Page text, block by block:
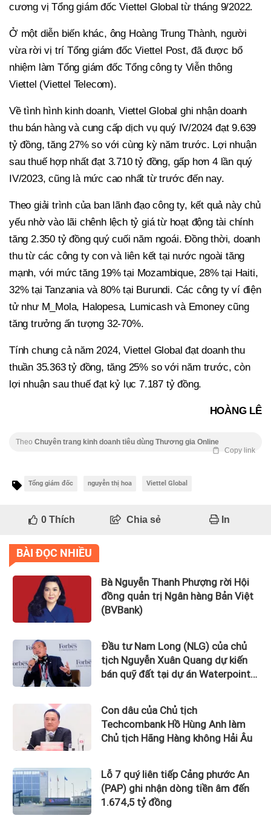
cương vị Tổng giám đốc Viettel Global từ tháng 9/2022.
Ở một diễn biến khác, ông Hoàng Trung Thành, người
vừa rời vị trí Tổng giám đốc Viettel Post, đã được bổ
nhiệm làm Tổng giám đốc Tổng công ty Viễn thông
Viettel (Viettel Telecom).
Về tình hình kinh doanh, Viettel Global ghi nhận doanh
thu bán hàng và cung cấp dịch vụ quý IV/2024 đạt 9.639
tỷ đồng, tăng 27% so với cùng kỳ năm trước. Lợi nhuận
sau thuế hợp nhất đạt 3.710 tỷ đồng, gấp hơn 4 lần quý
IV/2023, cũng là mức cao nhất từ trước đến nay.
Theo giải trình của ban lãnh đạo công ty, kết quả này chủ
yếu nhờ vào lãi chênh lệch tỷ giá từ hoạt động tài chính
tăng 2.350 tỷ đồng quý cuối năm ngoái. Đồng thời, doanh
thu từ các công ty con và liên kết tại nước ngoài tăng
mạnh, với mức tăng 19% tại Mozambique, 28% tại Haiti,
32% tại Tanzania và 80% tại Burundi. Các công ty ví điện
tử như M_Mola, Halopesa, Lumicash và Emoney cũng
tăng trưởng ấn tượng 32-70%.
Tính chung cả năm 2024, Viettel Global đạt doanh thu
thuần 35.363 tỷ đồng, tăng 25% so với năm trước, còn
lợi nhuận sau thuế đạt kỷ lục 7.187 tỷ đồng.
HOÀNG LÊ
Theo Chuyên trang kinh doanh tiêu dùng Thương gia Online
Copy link
Tổng giám đốc nguyễn thị hoa Viettel Global
0Thích Chia sẻ In
BÀI ĐỌC NHIỀU
Bà Nguyễn Thanh Phượng rời Hội
đồng quản trị Ngân hàng Bản Việt
(BVBank)
Đầu tư Nam Long (NLG) của chủ
tịch Nguyễn Xuân Quang dự kiến
bán quỹ đất tại dự án Waterpoint,
Con dâu của Chủ tịch
Techcombank Hồ Hùng Anh làm
Chủ tịch Hãng Hàng không Hải Âu
Lỗ 7 quý liên tiếp Cảng phước An
(PAP) ghi nhận dòng tiền âm đến
1.674,5 tỷ đồng